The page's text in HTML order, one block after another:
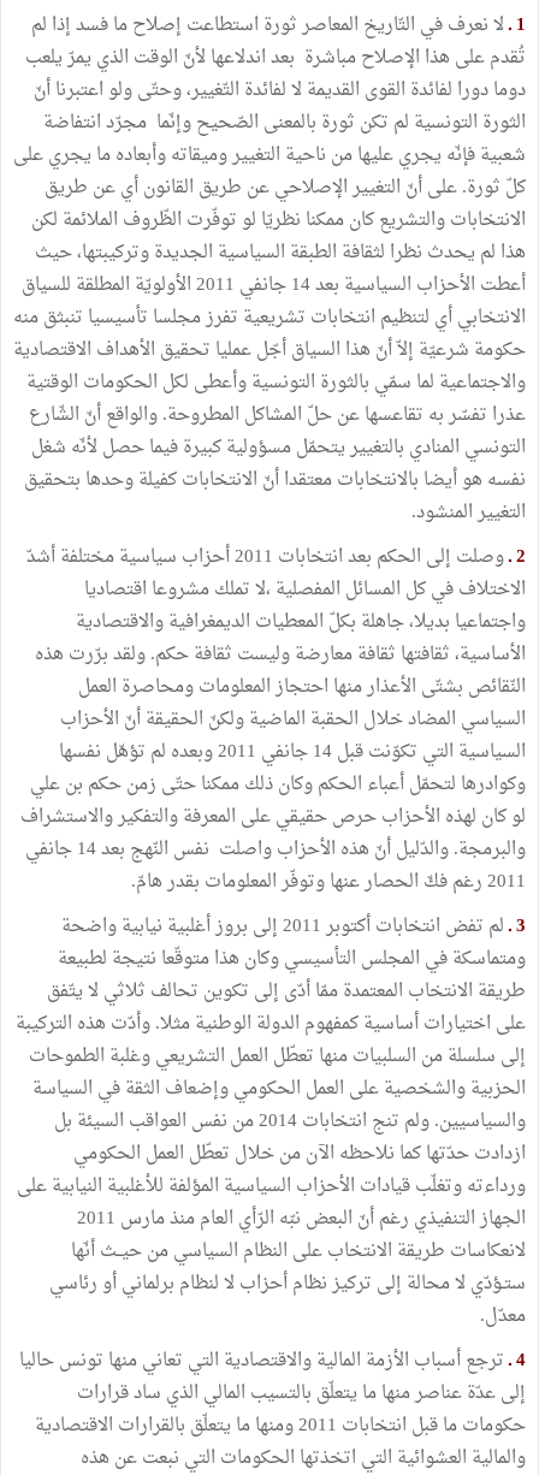
1 ـ لا نعرف في التّاريخ المعاصر ثورة استطاعت إصلاح ما فسد إذا لم
تُقدم على هذا الإصلاح مباشرة بعد اندلاعها لأنّ الوقت الذي يمرّ يلعب
دوما دورا لفائدة القوى القديمة لا لفائدة التّغيير، وحتّى ولو اعتبرنا أنّ
الثورة التونسية لم تكن ثورة بالمعنى الصّحيح وإنّما مجرّد انتفاضة
شعبية فإنّه يجري عليها من ناحية التغيير وميقاته وأبعاده ما يجري على
كلّ ثورة. على أنّ التغيير الإصلاحي عن طريق القانون أي عن طريق
الانتخابات والتشريع كان ممكنا نظريّا لو توفّرت الظّروف الملائمة لكن
هذا لم يحدث نظرا لثقافة الطبقة السياسية الجديدة وتركيبتها، حيث
أعطت الأحزاب السياسية بعد 14 جانفي 2011 الأولويّة المطلقة للسياق
الانتخابي أي لتنظيم انتخابات تشريعية تفرز مجلسا تأسيسيا تنبثق منه
حكومة شرعيّة إلاّ أنّ هذا السياق أجّل عمليا تحقيق الأهداف الاقتصادية
والاجتماعية لما سمّي بالثورة التونسية وأعطى لكل الحكومات الوقتية
عذرا تفسّر به تقاعسها عن حلّ المشاكل المطروحة. والواقع أنّ الشّارع
التونسي المنادي بالتغيير يتحمّل مسؤولية كبيرة فيما حصل لأنّه شغل
نفسه هو أيضا بالانتخابات معتقدا أنّ الانتخابات كفيلة وحدها بتحقيق
التغيير المنشود.
2 ـ
وصلت إلى الحكم بعد انتخابات 2011 أحزاب سياسية مختلفة أشدّ
الاختلاف في كل المسائل المفصلية ،لا تملك مشروعا اقتصاديا
واجتماعيا بديلا، جاهلة بكلّ المعطيات الديمغرافية والاقتصادية
الأساسية، ثقافتها ثقافة معارضة وليست ثقافة حكم. ولقد برّرت هذه
النّقائص بشتّى الأعذار منها احتجاز المعلومات ومحاصرة العمل
السياسي المضاد خلال الحقبة الماضية ولكنّ الحقيقة أنّ الأحزاب
السياسية التي تكوّنت قبل 14 جانفي 2011 وبعده لم تؤهّل نفسها
وكوادرها لتحمّل أعباء الحكم وكان ذلك ممكنا حتّى زمن حكم بن علي
لو كان لهذه الأحزاب حرص حقيقي على المعرفة والتفكير والاستشراف
والبرمجة. والدّليل أنّ هذه الأحزاب واصلت نفس النّهج بعد 14 جانفي
2011 رغم فكّ الحصار عنها وتوفّر المعلومات بقدر هامّ.
3 ـ
لم تفض انتخابات أكتوبر 2011 إلى بروز أغلبية نيابية واضحة
ومتماسكة في المجلس التأسيسي وكان هذا متوقّعا نتيجة لطبيعة
طريقة الانتخاب المعتمدة ممّا أدّى إلى تكوين تحالف ثلاثي لا يتّفق
على اختيارات أساسية كمفهوم الدولة الوطنية مثلا. وأدّت هذه التركيبة
إلى سلسلة من السلبيات منها تعطّل العمل التشريعي وغلبة الطموحات
الحزبية والشخصية على العمل الحكومي وإضعاف الثقة في السياسة
والسياسيين. ولم تنج انتخابات 2014 من نفس العواقب السيئة بل
ازدادت حدّتها كما نلاحظه الآن من خلال تعطّل العمل الحكومي
ورداءته وتغلّب قيادات الأحزاب السياسية المؤلفة للأغلبية النيابية على
الجهاز التنفيذي رغم أنّ البعض نبّه الرّأي العام منذ مارس 2011
لانعكاسات طريقة الانتخاب على النظام السياسي من حيــث أنّها
ستـؤدّي لا محالة إلى تركيز نظام أحزاب لا لنظام برلماني أو رئاسي
معدّل.
4 ـ ترجع أسباب الأزمة المالية والاقتصادية التي تعاني منها تونس حاليا
إلى عدّة عناصر منها ما يتعلّق بالتسيب المالي الذي ساد قرارات
حكومات ما قبل انتخابات 2011 ومنها ما يتعلّق بالقرارات الاقتصادية
والمالية العشوائية التي اتخذتها الحكومات التي نبعت عن هذه